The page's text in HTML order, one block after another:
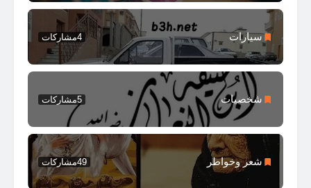
سيارات 4مشاركات
شخصيات 5مشاركات
شعر وخواطر 49مشاركات